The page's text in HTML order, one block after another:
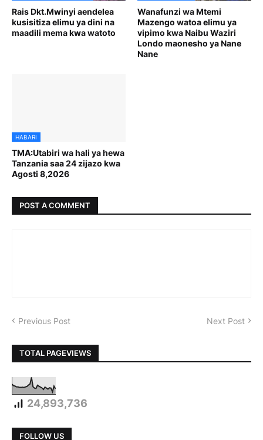
Rais Dkt.Mwinyi aendelea
kusisitiza elimu ya dini na
maadili mema kwa watoto
Wanafunzi wa Mtemi
Mazengo watoa elimu ya
vipimo kwa Naibu Waziri
Londo maonesho ya Nane
Nane
HABARI
TMA:Utabiri wa hali ya hewa
Tanzania saa 24 zijazo kwa
Agosti 8,2026
POST A COMMENT
Previous Post Next Post
TOTAL PAGEVIEWS
24,893,736
FOLLOW US